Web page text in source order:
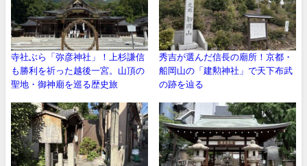
寺社ぶら「弥彦神社」！上杉謙信
も勝利を祈った越後一宮。山頂の
聖地・御神廟を巡る歴史旅
秀吉が選んだ信長の廟所！京都・
船岡山の「建勲神社」で天下布武
の跡を辿る